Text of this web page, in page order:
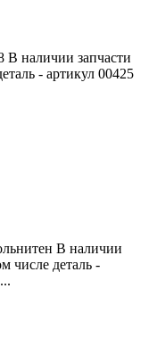
наличии запчасти
- артикул 00425
В наличии
числе деталь -